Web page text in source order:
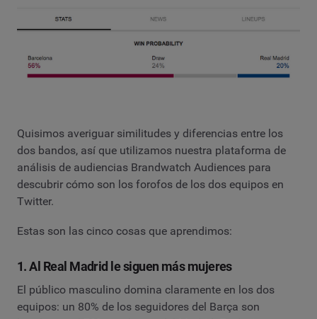
Quisimos averiguar similitudes y diferencias entre los
dos bandos, así que utilizamos nuestra plataforma de
análisis de audiencias Brandwatch Audiences para
descubrir cómo son los forofos de los dos equipos en
Twitter.
Estas son las cinco cosas que aprendimos:
1. Al Real Madrid le siguen más mujeres
El público masculino domina claramente en los dos
equipos: un 80% de los seguidores del Barça son